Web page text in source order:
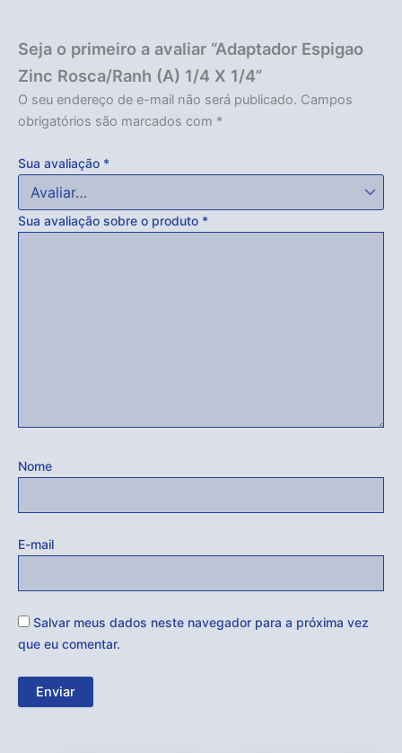
Seja o primeiro a avaliar “Adaptador Espigao
Zinc Rosca/Ranh (A) 1/4 X 1/4”
O seu endereço de e-mail não será publicado. Campos
obrigatórios são marcados com *
Sua avaliação *
Sua avaliação sobre o produto *
Nome
E-mail
Salvar meus dados neste navegador para a próxima vez
que eu comentar.